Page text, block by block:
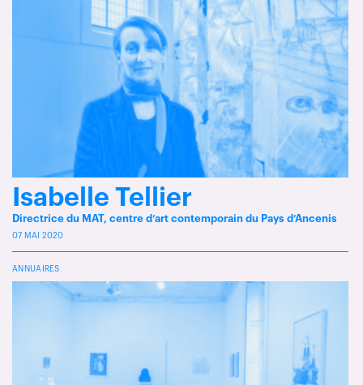
Isabelle Tellier
Directrice du MAT, centre d’art contemporain du Pays d’Ancenis
07 MAI 2020
ANNUAIRES